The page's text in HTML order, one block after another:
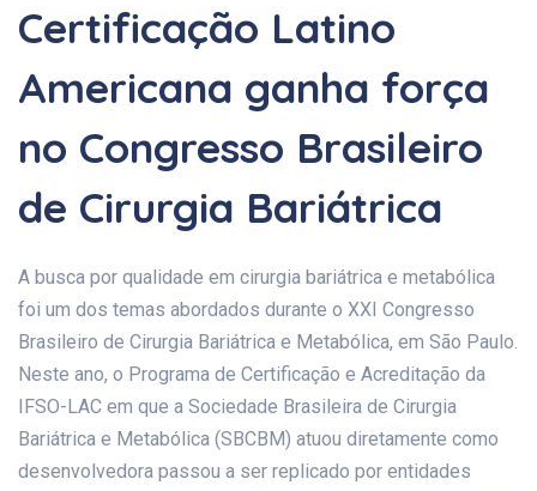
Certificação Latino
Americana ganha força
no Congresso Brasileiro
de Cirurgia Bariátrica
A busca por qualidade em cirurgia bariátrica e metabólica
foi um dos temas abordados durante o XXI Congresso
Brasileiro de Cirurgia Bariátrica e Metabólica, em São Paulo.
Neste ano, o Programa de Certificação e Acreditação da
IFSO-LAC em que a Sociedade Brasileira de Cirurgia
Bariátrica e Metabólica (SBCBM) atuou diretamente como
desenvolvedora passou a ser replicado por entidades